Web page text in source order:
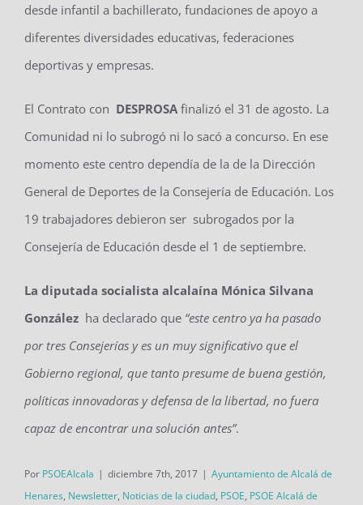
desde infantil a bachillerato, fundaciones de apoyo a
diferentes diversidades educativas, federaciones
deportivas y empresas.
El Contrato con DESPROSA finalizó el 31 de agosto. La
Comunidad ni lo subrogó ni lo sacó a concurso. En ese
momento este centro dependía de la de la Dirección
General de Deportes de la Consejería de Educación. Los
19 trabajadores debieron ser subrogados por la
Consejería de Educación desde el 1 de septiembre.
La diputada socialista alcalaína Mónica Silvana
González ha declarado que “este centro ya ha pasado
por tres Consejerías y es un muy significativo que el
Gobierno regional, que tanto presume de buena gestión,
políticas innovadoras y defensa de la libertad, no fuera
capaz de encontrar una solución antes”.
Por PSOEAlcala | diciembre 7th, 2017 | Ayuntamiento de Alcalá de
Henares, Newsletter, Noticias de la ciudad, PSOE, PSOE Alcalá de